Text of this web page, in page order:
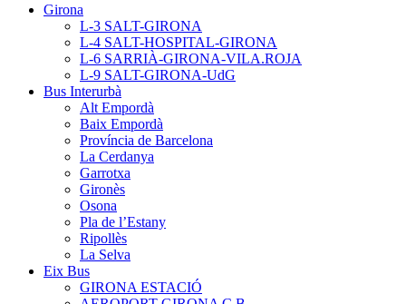
Girona
L-3 SALT-GIRONA
L-4 SALT-HOSPITAL-GIRONA
L-6 SARRIÀ-GIRONA-VILA.ROJA
L-9 SALT-GIRONA-UdG
Bus Interurbà
Alt Empordà
Baix Empordà
Província de Barcelona
La Cerdanya
Garrotxa
Gironès
Osona
Pla de l’Estany
Ripollès
La Selva
Eix Bus
GIRONA ESTACIÓ